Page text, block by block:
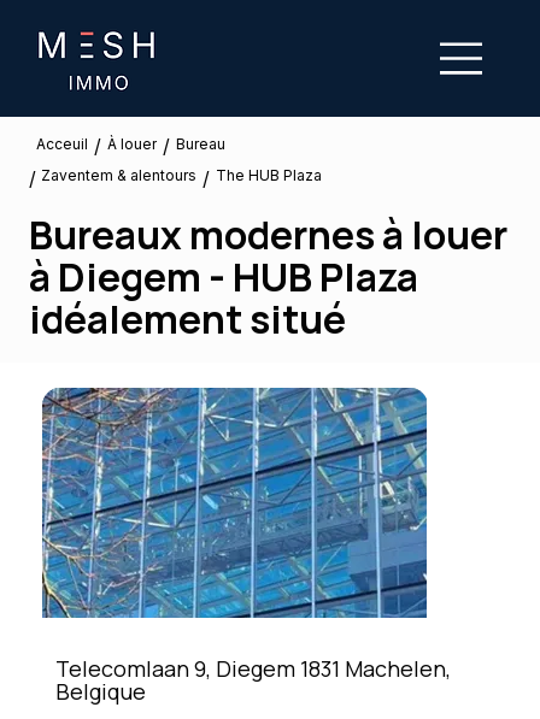
Acceuil / À louer / Bureau
/ Zaventem & alentours / The HUB Plaza
Bureaux modernes à louer
à Diegem - HUB Plaza
idéalement situé
Telecomlaan 9, Diegem 1831 Machelen,
Belgique